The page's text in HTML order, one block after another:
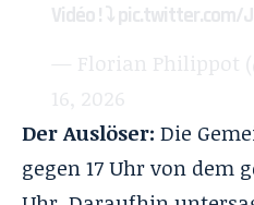
Vidéo ! ⤵️pic.twitter.com/
— Florian Philippot
16, 2026
Der Auslöser: Die
gegen 17 Uhr von dem